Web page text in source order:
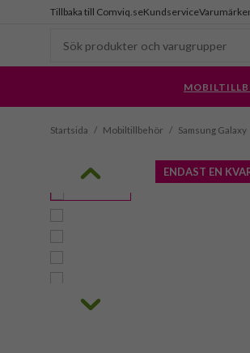
Tillbaka till Comviq.seKundservice
Startsida / Mobiltillbehör / Samsung Galaxy
ENDAST EN